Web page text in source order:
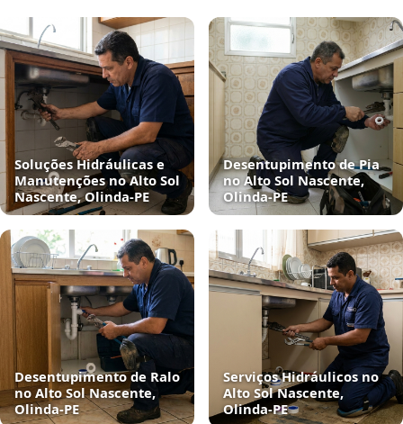
Soluções Hidráulicas e
Manutenções no Alto Sol
Nascente, Olinda‑PE
Desentupimento de Pia
no Alto Sol Nascente,
Olinda‑PE
Desentupimento de Ralo
no Alto Sol Nascente,
Olinda‑PE
Serviços Hidráulicos no
Alto Sol Nascente,
Olinda‑PE